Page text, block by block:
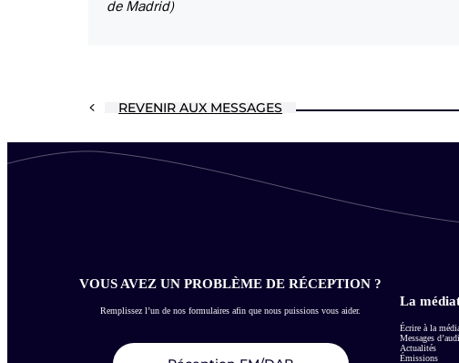
de Madrid)
REVENIR AUX MESSAGES
VOUS AVEZ UN PROBLÈME DE RÉCEPTION ?
Remplissez l’un de nos formulaires afin que nous puissions vous aider.
La
Écrire à la
Messages
Actualités
Émissions